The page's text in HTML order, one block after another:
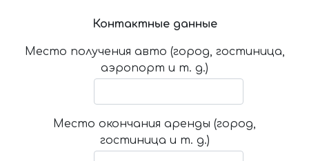
Контактные данные
Место получения авто (город, гостиница,
аэропорт и т. д.)
Место окончания аренды (город,
гостиница и т. д.)